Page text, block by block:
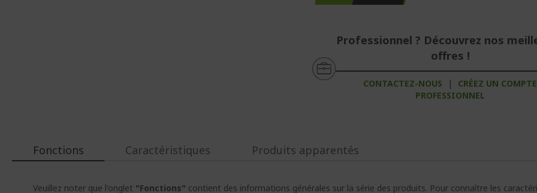
Professionnel ? Découvrez nos
offres !
CONTACTEZ-NOUS |
CRÉEZ UN COMPTE
PROFESSIONNEL
Fonctions
Veuillez noter que l'onglet "Fonctions" contient des informations générales sur la série des produits. Pour connaître les
Caractéristiques Produits apparentés